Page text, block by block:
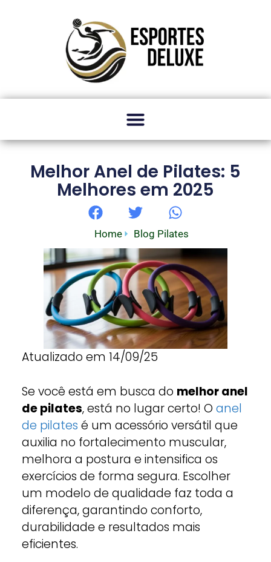
Melhor Anel de Pilates: 5
Melhores em 2025
Home Blog Pilates
Atualizado em 14/09/25
Se você está em busca do melhor anel
de pilates, está no lugar certo! O anel
de pilates é um acessório versátil que
auxilia no fortalecimento muscular,
melhora a postura e intensifica os
exercícios de forma segura. Escolher
um modelo de qualidade faz toda a
diferença, garantindo conforto,
durabilidade e resultados mais
eficientes.